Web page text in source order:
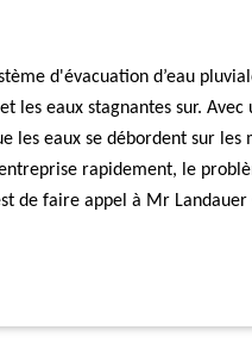
d'évacuation d’eau
eaux stagnantes sur. Avec
les eaux se débordent sur
rapidement, le
de faire appel à Mr